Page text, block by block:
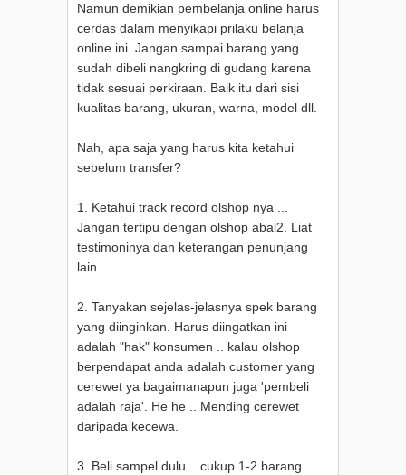
Namun demikian pembelanja online harus
cerdas dalam menyikapi prilaku belanja
online ini. Jangan sampai barang yang
sudah dibeli nangkring di gudang karena
tidak sesuai perkiraan. Baik itu dari sisi
kualitas barang, ukuran, warna, model dll.
Nah, apa saja yang harus kita ketahui
sebelum transfer?
1. Ketahui track record olshop nya ...
Jangan tertipu dengan olshop abal2. Liat
testimoninya dan keterangan penunjang
lain.
2. Tanyakan sejelas-jelasnya spek barang
yang diinginkan. Harus diingatkan ini
adalah "hak" konsumen .. kalau olshop
berpendapat anda adalah customer yang
cerewet ya bagaimanapun juga 'pembeli
adalah raja'. He he .. Mending cerewet
daripada kecewa.
3. Beli sampel dulu .. cukup 1-2 barang